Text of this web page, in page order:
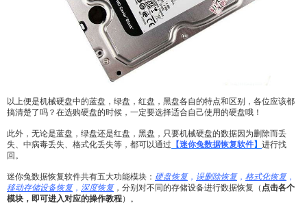
以上便是机械硬盘中的蓝盘，绿盘，红盘，黑盘各自的特点和区别，各位应该都
搞清楚了吗？在选购硬盘的时候，一定要选择适合自己使用的硬盘哦！
此外，无论是蓝盘，绿盘还是红盘，黑盘，只要机械硬盘的数据因为删除而丢
失、中病毒丢失、格式化丢失等，都可以通过 【迷你兔数据恢复软件】 进行找
回。
迷你兔数据恢复软件共有五大功能模块： 硬盘恢复， 误删除恢复， 格式化恢复，
移动存储设备恢复， 深度恢复，分别对不同的存储设备进行数据恢复（ 点击各个
模块，即可进入对应的操作教程）。